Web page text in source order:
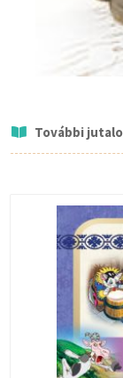
További